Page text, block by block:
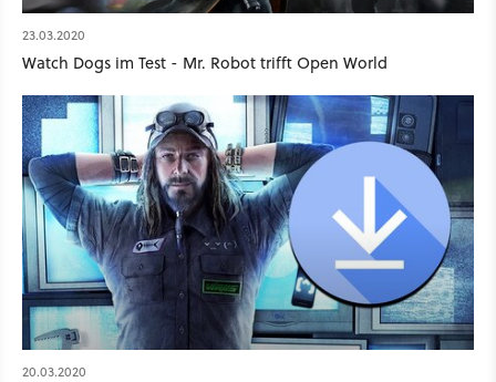
23.03.2020
Watch Dogs im Test - Mr. Robot trifft Open World
20.03.2020